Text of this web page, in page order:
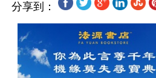
分享到：